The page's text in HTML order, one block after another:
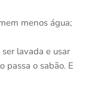
menos água;
lavada e usar
passa o sabão. E